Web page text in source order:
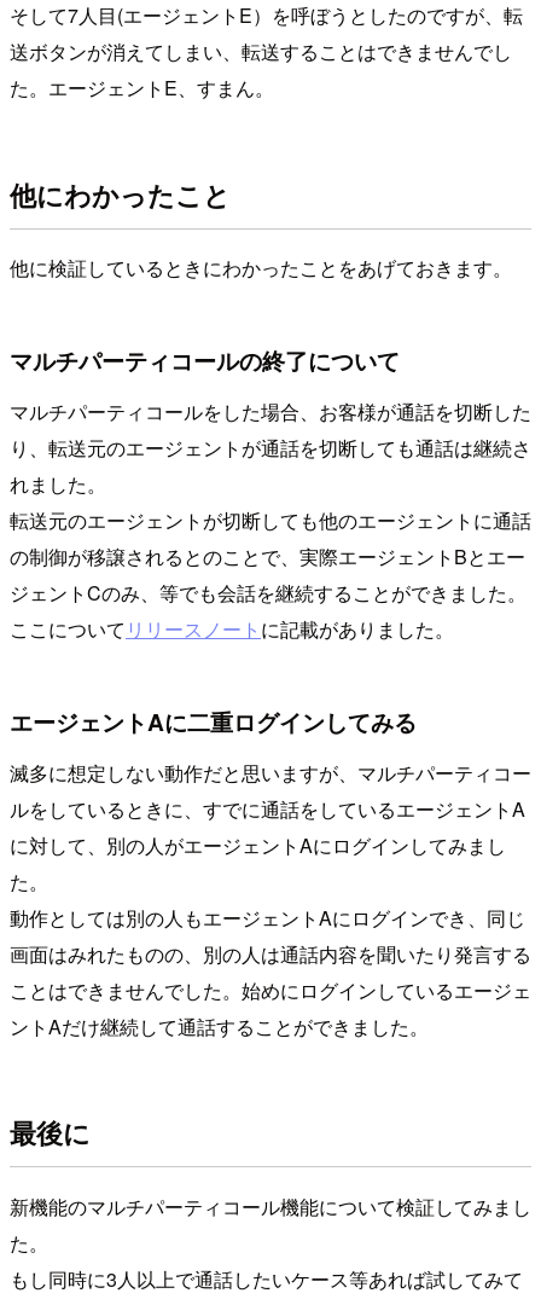
そして7人目(エージェントE）を呼ぼうとしたのですが、転
送ボタンが消えてしまい、転送することはできませんでし
た。エージェントE、すまん。
他にわかったこと
他に検証しているときにわかったことをあげておきます。
マルチパーティコールの終了について
マルチパーティコールをした場合、お客様が通話を切断した
り、転送元のエージェントが通話を切断しても通話は継続さ
れました。
転送元のエージェントが切断しても他のエージェントに通話
の制御が移譲されるとのことで、実際エージェントBとエー
ジェントCのみ、等でも会話を継続することができました。
ここについて リリースノート に記載がありました。
エージェントAに二重ログインしてみる
滅多に想定しない動作だと思いますが、マルチパーティコー
ルをしているときに、すでに通話をしているエージェントA
に対して、別の人がエージェントAにログインしてみまし
た。
動作としては別の人もエージェントAにログインでき、同じ
画面はみれたものの、別の人は通話内容を聞いたり発言する
ことはできませんでした。始めにログインしているエージェ
ントAだけ継続して通話することができました。
最後に
新機能のマルチパーティコール機能について検証してみまし
た。
もし同時に3人以上で通話したいケース等あれば試してみて